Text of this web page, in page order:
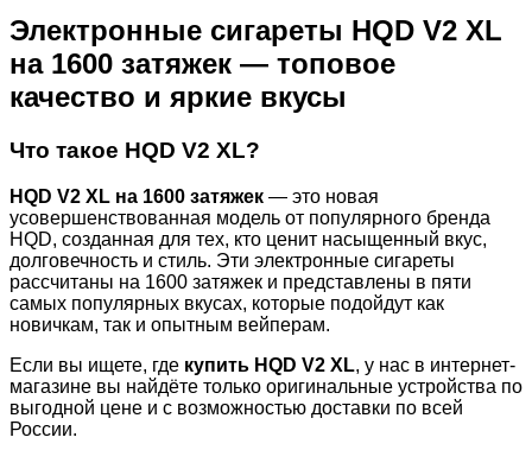
Электронные сигареты HQD V2 XL
на 1600 затяжек — топовое
качество и яркие вкусы
Что такое HQD V2 XL?
HQD V2 XL на 1600 затяжек — это новая
усовершенствованная модель от популярного бренда
HQD, созданная для тех, кто ценит насыщенный вкус,
долговечность и стиль. Эти электронные сигареты
рассчитаны на 1600 затяжек и представлены в пяти
самых популярных вкусах, которые подойдут как
новичкам, так и опытным вейперам.
Если вы ищете, где купить HQD V2 XL, у нас в интернет-
магазине вы найдёте только оригинальные устройства по
выгодной цене и с возможностью доставки по всей
России.